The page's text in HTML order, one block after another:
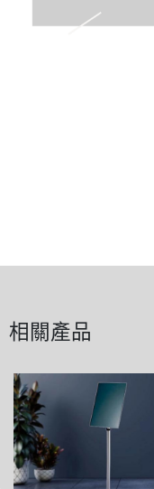
相關產品